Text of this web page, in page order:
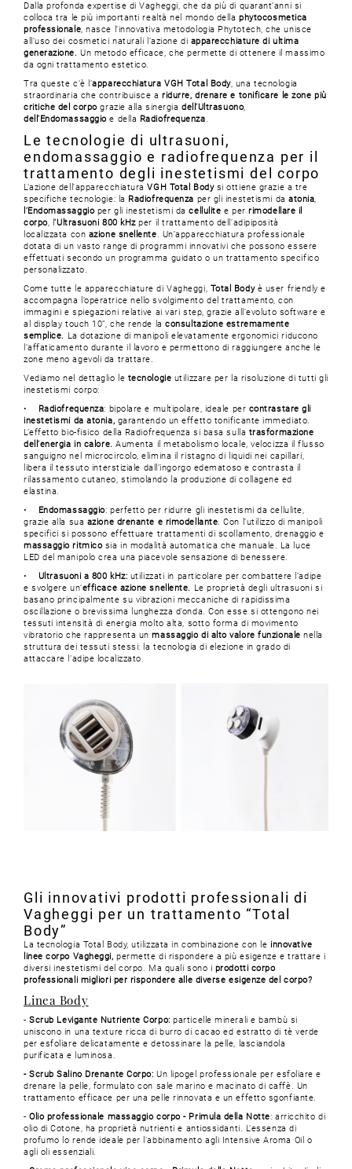
Dalla profonda expertise di Vagheggi, che da più di quarant’anni si
colloca tra le più importanti realtà nel mondo dellaphytocosmetica
professionale, nasce l’innovativa metodologia Phytotech, che unisce
all’uso dei cosmetici naturali l’azione di apparecchiature di ultima
generazione.Un metodo efficace, che permette di ottenere il massimo
da ogni trattamento estetico.
Tra queste c’è l’apparecchiatura VGH Total Body, una tecnologia
straordinaria che contribuisce a ridurre, drenare e tonificare le zone più
critiche del corpo grazie alla sinergia dell’Ultrasuono,
dell’Endomassaggioe della Radiofrequenza.
Le tecnologie di ultrasuoni,
endomassaggio e radiofrequenza per il
trattamento degli inestetismi del corpo
L’azione dell'apparecchiatura VGH Total Body si ottiene grazie a tre
specifiche tecnologie: la Radiofrequenza per gli inestetismi daatonia,
l’Endomassaggio per gli inestetismi dacellulite e perrimodellare il
corpo, l’Ultrasuoni 800 kHzper il trattamento dell’adipiposità
localizzata con azione snellente. Un’apparecchiatura professionale
dotata di un vasto range di programmi innovativi che possono essere
effettuati secondo un programma guidato o un trattamento specifico
personalizzato.
Come tutte le apparecchiature di Vagheggi, Total Bodyè user friendly e
accompagna l’operatrice nello svolgimento del trattamento, con
immagini e spiegazioni relative ai vari step, grazie all’evoluto software e
al display touch 10”, che rende la consultazione estremamente
semplice. La dotazione di manipoli elevatamente ergonomici riducono
l’affaticamento durante il lavoro e permettono di raggiungere anche le
zone meno agevoli da trattare.
Vediamo nel dettaglio le tecnologie utilizzare per la risoluzione di tutti gli
inestetismi corpo:
• Radiofrequenza: bipolare e multipolare, ideale per contrastare gli
inestetismi da atonia, garantendo un effetto tonificante immediato.
L’effetto bio-fisico della Radiofrequenza si basa sulla trasformazione
dell’energia in calore. Aumenta il metabolismo locale, velocizza il flusso
sanguigno nel microcircolo, elimina il ristagno di liquidi nei capillari,
libera il tessuto interstiziale dall’ingorgo edematoso e contrasta il
rilassamento cutaneo, stimolando la produzione di collagene ed
elastina.
• Endomassaggio: perfetto per ridurre gli inestetismi da cellulite,
grazie alla sua azione drenante e rimodellante. Con l’utilizzo di manipoli
specifici si possono effettuare trattamenti di scollamento, drenaggio e
massaggio ritmico sia in modalità automatica che manuale. La luce
LED del manipolo crea una piacevole sensazione di benessere.
•
Ultrasuoni a 800 kHz: utilizzati in particolare per combattere l’adipe
e svolgere un’efficace azione snellente. Le proprietà degli ultrasuoni si
basano principalmente su vibrazioni meccaniche di rapidissima
oscillazione o brevissima lunghezza d’onda. Con esse si ottengono nei
tessuti intensità di energia molto alta, sotto forma di movimento
vibratorio che rappresenta unmassaggio di alto valore funzionalenella
struttura dei tessuti stessi: la tecnologia di elezione in grado di
attaccare l’adipe localizzato.
Gli innovativi prodotti professionali di
Vagheggi per un trattamento “Total
Body”
La tecnologia Total Body, utilizzata in combinazione con le innovative
linee corpo Vagheggi, permette di rispondere a più esigenze e trattare i
diversi inestetismi del corpo. Ma quali sono i prodotti corpo
professionali migliori per rispondere alle diverse esigenze del corpo?
Linea Body
-Scrub Levigante Nutriente Corpo:particelle minerali e bambù si
uniscono in una texture ricca di burro di cacao ed estratto di tè verde
per esfoliare delicatamente e detossinare la pelle, lasciandola
purificata e luminosa.
- Scrub Salino Drenante Corpo:Un lipogel professionale per esfoliare e
drenare la pelle, formulato con sale marino e macinato di caffè. Un
trattamento efficace per una pelle rinnovata e un effetto sgonfiante.
-Olio professionale massaggio corpo - Primula della Notte: arricchito di
olio di Cotone, ha proprietà nutrienti e antiossidanti. L’essenza di
profumo lo rende ideale per l’abbinamento agli Intensive Aroma Oil o
agli oli essenziali.